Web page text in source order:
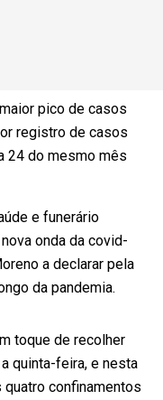
pico de casos
registro de casos
24 do mesmo mês
e funerário
onda da covid-
a declarar pela
da pandemia.
toque de recolher
quinta-feira, e nesta
confinamentos